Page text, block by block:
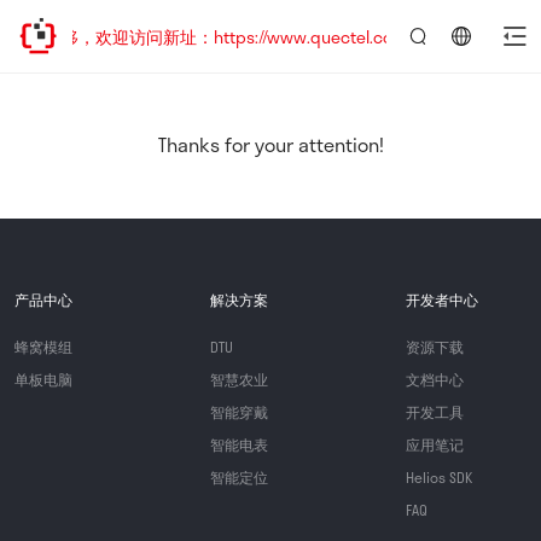
址已迁移，欢迎访问新址：https://www.quectel.com.cn
Thanks for your attention!
产品中心
蜂窝模组
单板电脑
解决方案
DTU
智慧农业
智能穿戴
智能电表
智能定位
开发者中心
资源下载
文档中心
开发工具
应用笔记
Helios SDK
FAQ